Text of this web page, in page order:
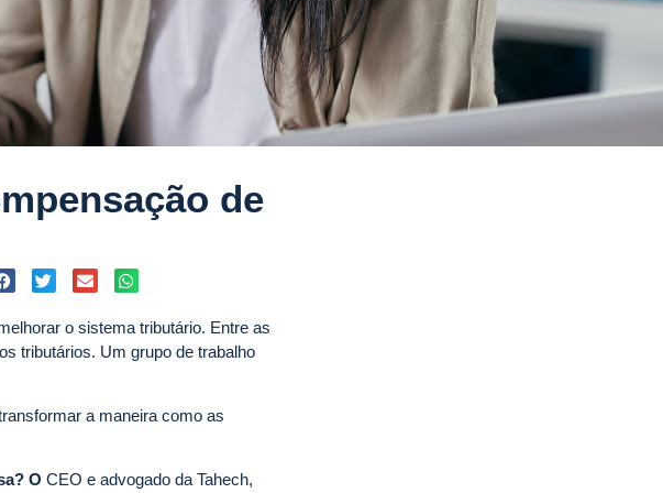
de
o sistema tributário. Entre as
tributários. Um grupo de trabalho
a maneira como as
O CEO e advogado da Tahech,